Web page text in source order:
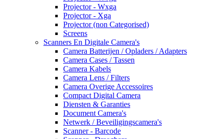
Projector - Wxga
Projector - Xga
Projector (non Categorised)
Screens
Scanners En Digitale Camera's
Camera Batterijen / Opladers / Adapters
Camera Cases / Tassen
Camera Kabels
Camera Lens / Filters
Camera Overige Accessoires
Compact Digital Camera
Diensten & Garanties
Document Camera's
Netwerk / Beveiligingscamera's
Scanner - Barcode